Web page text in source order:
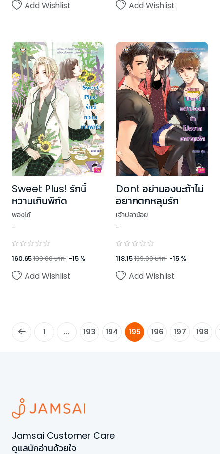
Add Wishlist Add Wishlist
Sweet Plus! รักนี้
หวานเกินพิกัด
พองโก้
-
160.65189.00บาท -15 %
Add Wishlist
Dont อย่ามองนะถ้าไม่
อยากตกหลุมรัก
เจ้าปลาน้อย
-
118.15139.00บาท -15 %
Add Wishlist
1 ... 193 194 195 196 197 198
Jamsai Customer Care
ดูแลนักอ่านด้วยใจ